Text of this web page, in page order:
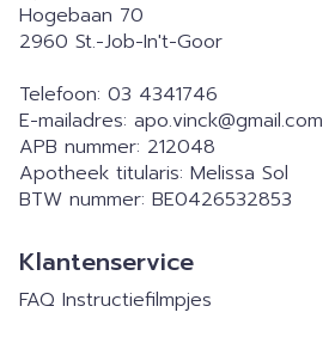
Hogebaan 70
2960 St.-Job-In't-Goor
Telefoon: 03 4341746
E-mailadres: apo.vinck@gmail.com
APB nummer: 212048
Apotheek titularis: Melissa Sol
BTW nummer: BE0426532853
Klantenservice
FAQ Instructiefilmpjes